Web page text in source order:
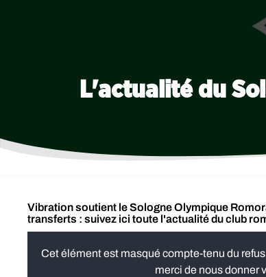
L'actualité du
Vibration soutient le Sologne Olympique
transferts : suivez ici toute l'actualité du club
Cet élément est masqué compte-tenu du
merci de nous donner